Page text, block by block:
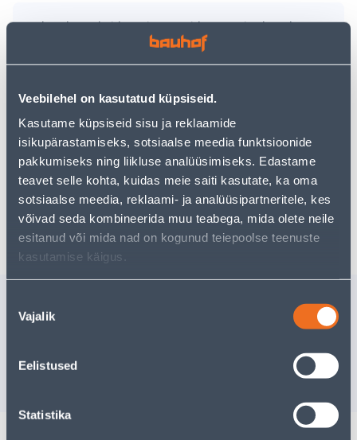
Veebilehel on kasutatud küpsiseid.
Kasutame küpsiseid sisu ja reklaamide
isikupärastamiseks, sotsiaalse meedia funktsioonide
pakkumiseks ning liikluse analüüsimiseks. Edastame
teavet selle kohta, kuidas meie saiti kasutate, ka oma
sotsiaalse meedia, reklaami- ja analüüsipartneritele, kes
võivad seda kombineerida muu teabega, mida olete neile
esitanud või mida nad on kogunud teiepoolse teenuste
kasutamise käigus.
valik
Vajalik
Eelistused
Statistika
Vabandame, kuid teavitame teid, et soovitud toode on
hetkel suure nõudluse tõttu ajutiselt otsas. Siiski
pakume suurepäraseid alternatiive samast
Teie ostlemisrõõm ei pea aga siin lõppema - oma
uurimistööd saate jätkata, naastesavalehele
kasutades meie võimsat otsingufunktsiooni, et leida
veelgi meelepärasemad valikuid. Head ostlemist!
Tarne pole võimalik
18.92 €
11 .35 €